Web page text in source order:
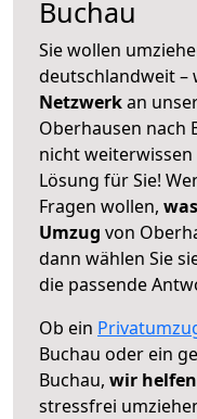
Buchau
Sie wollen
deutschlandweit –
Netzwerkan
Oberhausen nach
nicht
Lösung für Sie!
Fragen wollen,
Umzug von
dann wählen Sie
die passende
Ob ein
Buchau oder ein
Buchau, wir helfen
stressfrei